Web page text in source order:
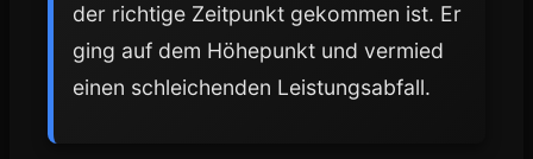
der richtige Zeitpunkt gekommen ist. Er
ging auf dem Höhepunkt und vermied
einen schleichenden Leistungsabfall.